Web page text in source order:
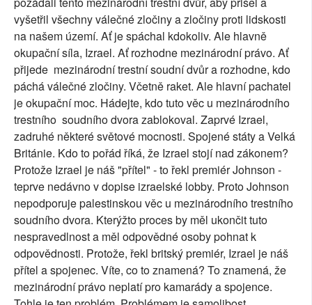
vyšetřil všechny válečné zločiny a zločiny proti lidskosti
na našem území. Ať je spáchal kdokoliv. Ale hlavně
okupační síla, Izrael. Ať rozhodne mezinárodní právo. Ať
přijede mezinárodní trestní soudní dvůr a rozhodne, kdo
páchá válečné zločiny. Včetně raket. Ale hlavní pachatel
je okupační moc. Hádejte, kdo tuto věc u mezinárodního
trestního soudního dvora zablokoval. Zaprvé Izrael,
zadruhé některé světové mocnosti. Spojené státy a Velká
Británie. Kdo to pořád říká, že Izrael stojí nad zákonem?
Protože Izrael je náš "přítel" - to řekl premiér Johnson -
teprve nedávno v dopise izraelské lobby. Proto Johnson
nepodporuje palestinskou věc u mezinárodního trestního
soudního dvora. Kterýžto proces by měl ukončit tuto
nespravedlnost a měl odpovědné osoby pohnat k
odpovědnosti. Protože, řekl britský premiér, Izrael je náš
přítel a spojenec. Víte, co to znamená? To znamená, že
mezinárodní právo neplatí pro kamarády a spojence.